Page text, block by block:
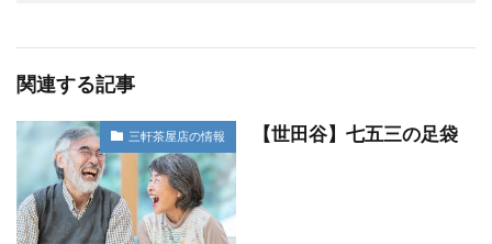
関連する記事
三軒茶屋店の情報 【世田谷】七五三の足袋